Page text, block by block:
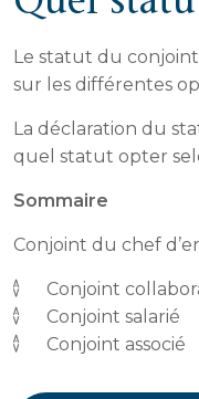
Le statut du
sur les différentes
La déclaration du
quel statut opter
Sommaire
Conjoint du chef
Conjoint
Conjoint salarié
Conjoint associé